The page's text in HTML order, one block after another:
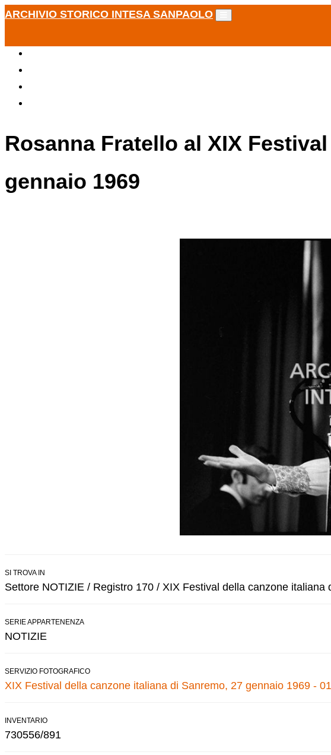
ARCHIVIO STORICO INTESA SANPAOLO
Rosanna Fratello al XIX
gennaio 1969
SI TROVA IN
Settore NOTIZIE / Registro 170 / XIX Festival della canzone italiana
SERIE APPARTENENZA
NOTIZIE
SERVIZIO FOTOGRAFICO
XIX Festival della canzone italiana di Sanremo, 27 gennaio 1969 -
INVENTARIO
730556/891